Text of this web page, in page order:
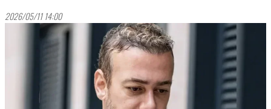
2026/05/11 14:00